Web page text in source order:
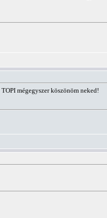
mégegyszer köszönöm neked!